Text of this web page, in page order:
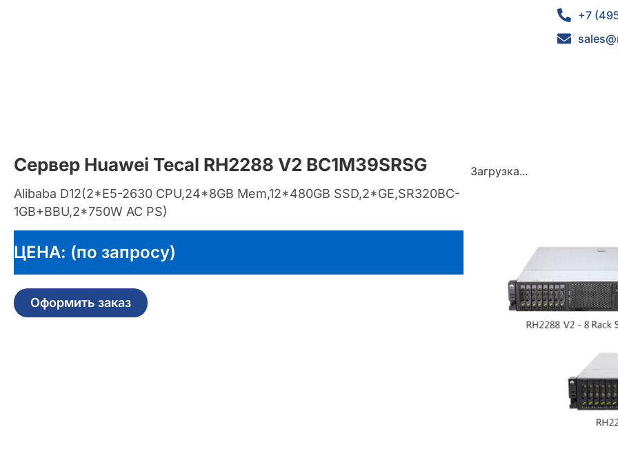
+7
Сервер Huawei Tecal RH2288 V2 BC1M39SRSG
Alibaba D12(2*E5-2630 CPU,24*8GB Mem,12*480GB SSD,2*GE,SR320BC-
1GB+BBU,2*750W AC PS)
ЦЕНА: (по запросу)
Оформить заказ
Загрузка...